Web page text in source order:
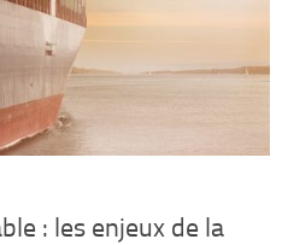
: les enjeux de la